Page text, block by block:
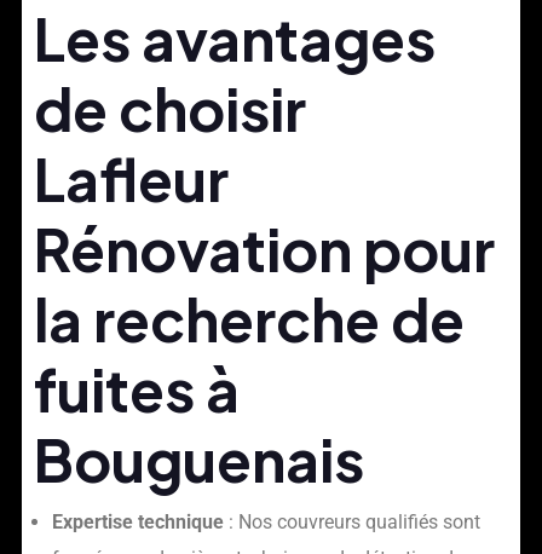
Les avantages
de choisir
Lafleur
Rénovation pour
la recherche de
fuites à
Bouguenais
Expertise technique : Nos couvreurs qualifiés sont